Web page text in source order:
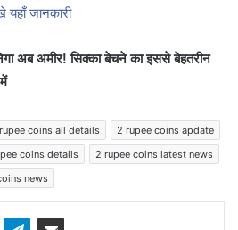
जानकारी
अब अमीर! सिक्का बेचने का इससे बेहतरीन
coins all details
2 rupee coins apdate
coins details
2 rupee coins latest news
news